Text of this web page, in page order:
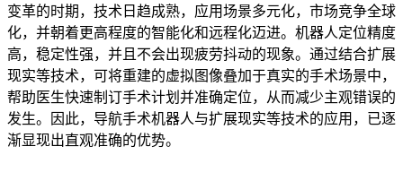
变革的时期，技术日趋成熟，应用场景多元化，市场竞争全球
化，并朝着更高程度的智能化和远程化迈进。机器人定位精度
高，稳定性强，并且不会出现疲劳抖动的现象。通过结合扩展
现实等技术，可将重建的虚拟图像叠加于真实的手术场景中，
帮助医生快速制订手术计划并准确定位，从而减少主观错误的
发生。因此，导航手术机器人与扩展现实等技术的应用，已逐
渐显现出直观准确的优势。